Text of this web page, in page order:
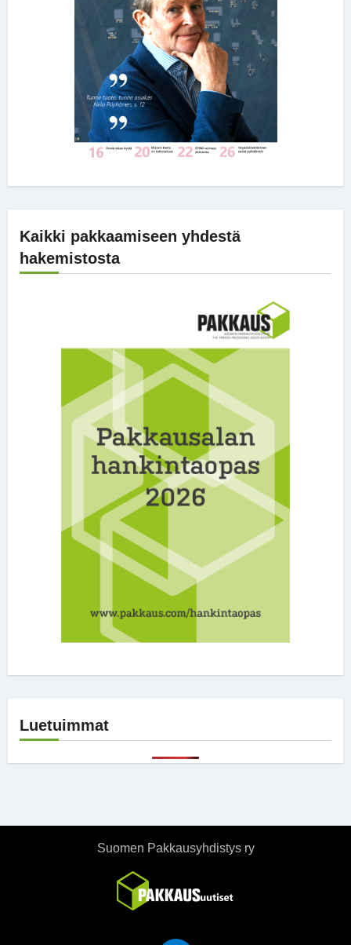
Kaikki pakkaamiseen yhdestä
hakemistosta
Luetuimmat
Suomen Pakkausyhdistys ry